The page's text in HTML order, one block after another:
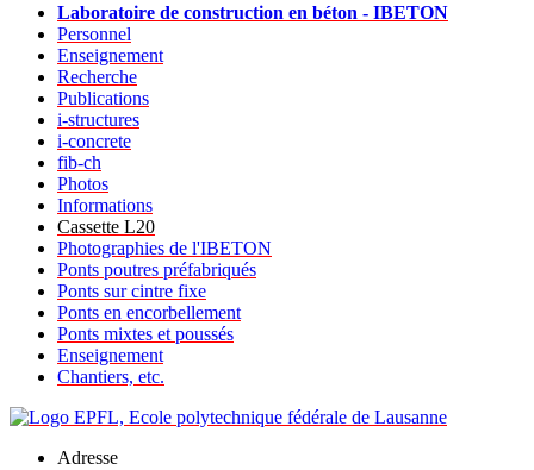
Laboratoire de construction en béton - IBETON
Personnel
Enseignement
Recherche
Publications
i-structures
i-concrete
fib-ch
Photos
Informations
Cassette L20
Photographies de l'IBETON
Ponts poutres préfabriqués
Ponts sur cintre fixe
Ponts en encorbellement
Ponts mixtes et poussés
Enseignement
Chantiers, etc.
Adresse